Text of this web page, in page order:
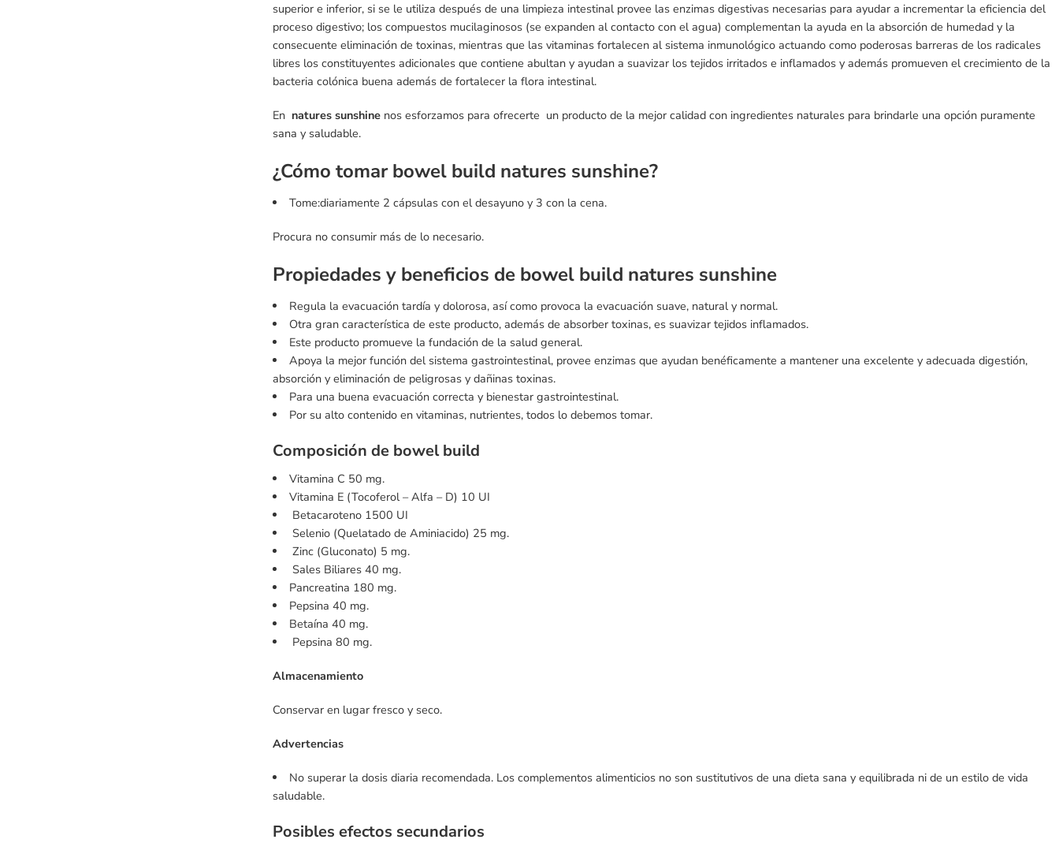
superior e inferior, si se le utiliza después de una limpieza intestinal provee las enzimas digestivas necesarias para ayudar a incrementar la eficiencia del
proceso digestivo; los compuestos mucilaginosos (se expanden al contacto con el agua) complementan la ayuda en la absorción de humedad y la
consecuente eliminación de toxinas, mientras que las vitaminas fortalecen al sistema inmunológico actuando como poderosas barreras de los radicales
libres los constituyentes adicionales que contiene abultan y ayudan a suavizar los tejidos irritados e inflamados y además promueven el crecimiento de la
bacteria colónica buena además de fortalecer la flora intestinal.
En natures sunshine nos esforzamos para ofrecerte un producto de la mejor calidad con ingredientes naturales para brindarle una opción puramente
sana y saludable.
¿Cómo tomar bowel build natures sunshine?
Tome:diariamente 2 cápsulas con el desayuno y 3 con la cena.
Procura no consumir más de lo necesario.
Propiedades y beneficios de bowel build natures sunshine
Regula la evacuación tardía y dolorosa, así como provoca la evacuación suave, natural y normal.
Otra gran característica de este producto, además de absorber toxinas, es suavizar tejidos inflamados.
Este producto promueve la fundación de la salud general.
Apoya la mejor función del sistema gastrointestinal, provee enzimas que ayudan benéficamente a mantener una excelente y adecuada digestión,
absorción y eliminación de peligrosas y dañinas toxinas.
Para una buena evacuación correcta y bienestar gastrointestinal.
Por su alto contenido en vitaminas, nutrientes, todos lo debemos tomar.
Composición de bowel build
Vitamina C 50 mg.
Vitamina E (Tocoferol – Alfa – D) 10 UI
Betacaroteno 1500 UI
Selenio (Quelatado de Aminiacido) 25 mg.
Zinc (Gluconato) 5 mg.
Sales Biliares 40 mg.
Pancreatina 180 mg.
Pepsina 40 mg.
Betaína 40 mg.
Pepsina 80 mg.
Almacenamiento
Conservar en lugar fresco y seco.
Advertencias
No superar la dosis diaria recomendada. Los complementos alimenticios no son sustitutivos de una dieta sana y equilibrada ni de un estilo de vida
saludable.
Posibles efectos secundarios